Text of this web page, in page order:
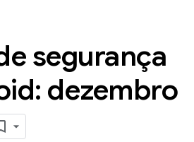
segurança
dezembro